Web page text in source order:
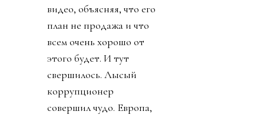
видео, объясняя, что его
план не продажа и что
всем очень хорошо от
этого будет. И тут
свершилось. Лысый
коррупционер
совершил чудо. Европа,